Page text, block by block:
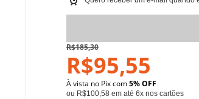
R$185,30
R$95,55
À vista no Pix com5% OFF
ou R$100,58 em até 6x nos cartões